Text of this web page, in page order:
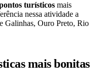
turísticos mais
nessa atividade a
Galinhas, Ouro Preto, Rio
mais bonitas